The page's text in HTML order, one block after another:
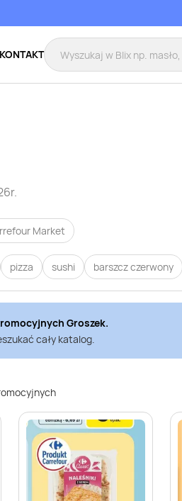
KONTAKT
Market
pizza sushi barszcz czerwony
Groszek.
cały katalog.